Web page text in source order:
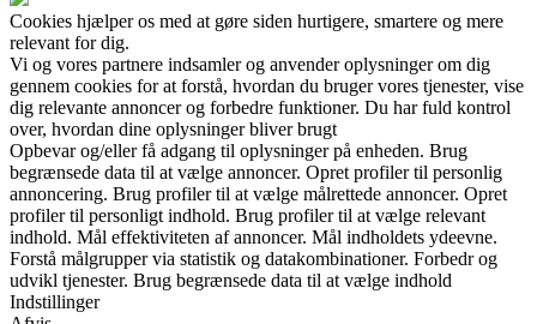
Cookies hjælper os med at gøre siden hurtigere, smartere og mere
relevant for dig.
Vi og vores partnere indsamler og anvender oplysninger om dig
gennem cookies for at forstå, hvordan du bruger vores tjenester, vise
dig relevante annoncer og forbedre funktioner. Du har fuld kontrol
over, hvordan dine oplysninger bliver brugt
Opbevar og/eller få adgang til oplysninger på enheden. Brug
begrænsede data til at vælge annoncer. Opret profiler til personlig
annoncering. Brug profiler til at vælge målrettede annoncer. Opret
profiler til personligt indhold. Brug profiler til at vælge relevant
indhold. Mål effektiviteten af annoncer. Mål indholdets ydeevne.
Forstå målgrupper via statistik og datakombinationer. Forbedr og
udvikl tjenester. Brug begrænsede data til at vælge indhold
Indstillinger